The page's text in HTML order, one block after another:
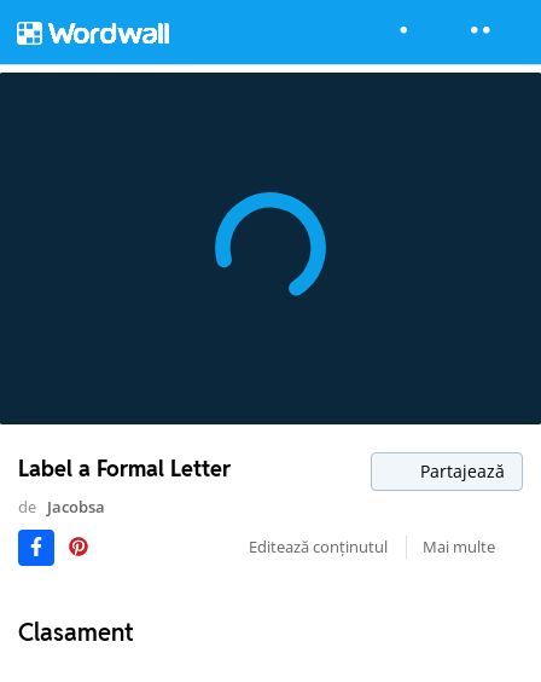
Label a Formal Letter Partajează
de Jacobsa
Editează conținutul
Mai multe
Clasament